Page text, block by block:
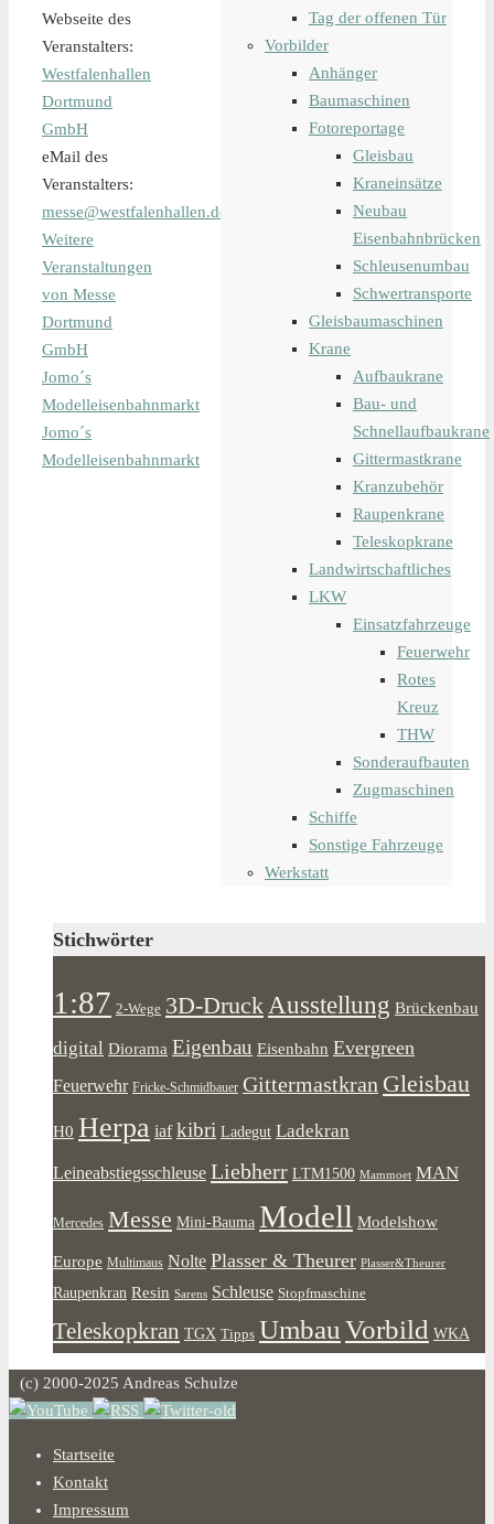
Webseite des
Veranstalters:
Westfalenhallen
Dortmund
GmbH
eMail des
Veranstalters:
messe@westfalenhallen.de
Weitere
Veranstaltungen
von Messe
Dortmund
GmbH
Jomo´s
Modelleisenbahnmarkt
Jomo´s
Modelleisenbahnmarkt
Tag der offenen Tür
Vorbilder
Anhänger
Baumaschinen
Fotoreportage
Gleisbau
Kraneinsätze
Neubau
Eisenbahnbrücken
Schleusenumbau
Schwertransporte
Gleisbaumaschinen
Krane
Aufbaukrane
Bau- und
Schnellaufbaukrane
Gittermastkrane
Kranzubehör
Raupenkrane
Teleskopkrane
Landwirtschaftliches
LKW
Einsatzfahrzeuge
Feuerwehr
Rotes
Kreuz
THW
Sonderaufbauten
Zugmaschinen
Schiffe
Sonstige Fahrzeuge
Werkstatt
Stichwörter
1:87 2-Wege 3D-DruckAusstellung Brückenbau
digital Diorama Eigenbau Eisenbahn Evergreen
Feuerwehr Fricke-Schmidbauer Gittermastkran Gleisbau
H0 Herpa iaf kibri Ladegut Ladekran
Leineabstiegsschleuse Liebherr LTM1500 Mammoet MAN
Mercedes Messe Mini-Bauma Modell Modelshow
Europe Multimaus Nolte Plasser & Theurer Plasser&Theurer
Raupenkran Resin Sarens Schleuse Stopfmaschine
Teleskopkran TGX Tipps Umbau Vorbild WKA
(c) 2000-2025 Andreas Schulze
Startseite
Kontakt
Impressum